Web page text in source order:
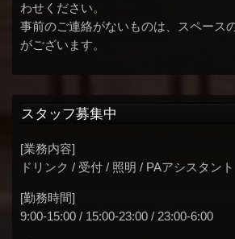
わせください。
事前のご連絡がないものは、スペース
がございます。
スタッフ募集中
[業務内容]
ドリンク / 受付 / 照明 / PAアシスタント
[勤務時間]
9:00-15:00 / 15:00-23:00 / 23:00-6:00